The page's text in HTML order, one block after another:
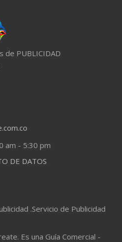
de PUBLICIDAD
am - 5:30 pm
DE DATOS
.Servicio de Publicidad
Es una Guía Comercial -